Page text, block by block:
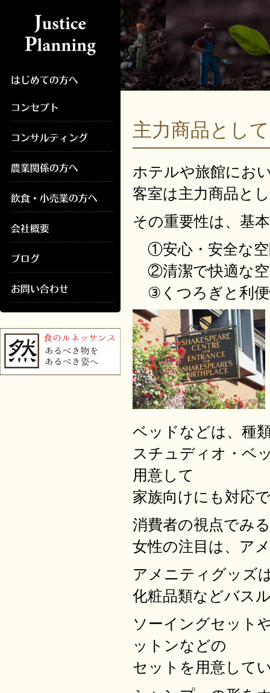
主力商品とし
ホテルや旅館にお
客室は主力商品と
その重要性は、基
①安心・安全な空
②清潔で快適な空
③くつろぎと利便
ベッドなどは、種
スチュディオ・ベ
用意して
家族向けにも対応
消費者の視点でみ
女性の注目は、ア
アメニティグッズ
化粧品類などバス
ソーイングセット
ットンなどの
セットを用意して